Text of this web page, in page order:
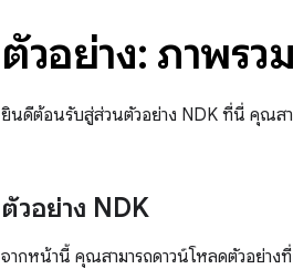
ตัวอย่าง: ภาพรวม
ยินดีต้อนรับสู่ส่วนตัวอย่าง NDK ที่นี่ คุณสา
ตัวอย่าง NDK
จากหน้านี้ คุณสามารถดาวน์โหลดตัวอย่าง